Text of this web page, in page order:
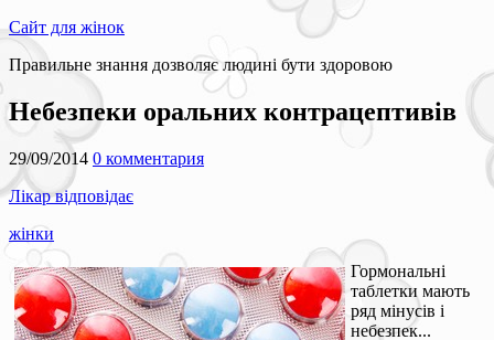
Сайт для жінок
Правильне знання дозволяє людині бути здоровою
Небезпеки оральних контрацептивів
29/09/2014 0 комментария
Лікар відповідає
жінки
Гормональні
таблетки мають
ряд мінусів і
небезпек...